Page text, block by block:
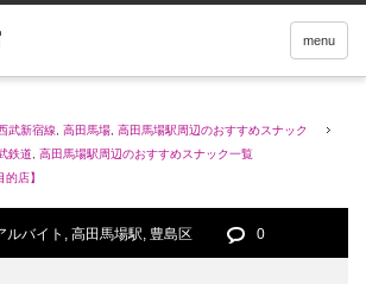
menu
武新宿線 高田馬場 高田馬場駅周辺のおすすめスナック
鉄道
高田馬場駅周辺のおすすめスナック一覧
店】
ルバイト , 高田馬場駅, 豊島区 0